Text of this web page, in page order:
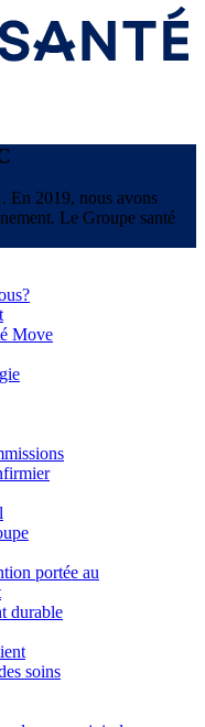
En 2019, nous avons
Le Groupe santé
Move
portée au
durable
soins